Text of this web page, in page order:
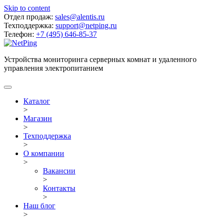
Skip to content
Отдел продаж: sales@alentis.ru
Техподдержка: support@netping.ru
Телефон: +7 (495) 646-85-37
Устройства мониторинга серверных комнат и удаленного
управления электропитанием
Каталог
>
Магазин
>
Техподдержка
>
О компании
>
Вакансии
>
Контакты
>
Наш блог
>